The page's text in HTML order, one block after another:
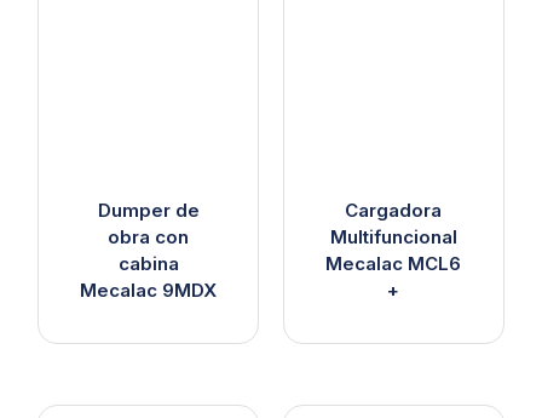
Dumper de
obra con
cabina
Mecalac 9MDX
Cargadora
Multifuncional
Mecalac MCL6
+